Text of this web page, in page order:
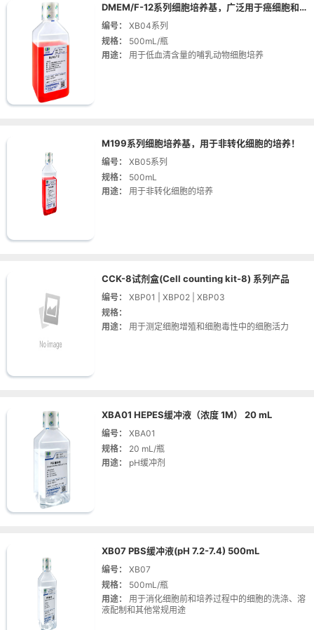
DMEM/F-12系列细胞培养基，广泛用于癌细胞和原代细胞培养！
编号：
XB04系列
规格：
500mL/瓶
用途：
用于低血清含量的哺乳动物细胞培养
M199系列细胞培养基，用于非转化细胞的培养！
编号：
XB05系列
规格：
500mL
用途：
用于非转化细胞的培养
CCK-8试剂盒(Cell counting kit-8) 系列产品
编号：
XBP01 | XBP02 | XBP03
规格：
用途：
用于测定细胞增殖和细胞毒性中的细胞活力
XBA01 HEPES缓冲液（浓度 1M） 20 mL
编号：
XBA01
规格：
20 mL/瓶
用途：
pH缓冲剂
XB07 PBS缓冲液(pH 7.2-7.4) 500mL
编号：
XB07
规格：
500mL/瓶
用途：
用于消化细胞前和培养过程中的细胞的洗涤、溶
液配制和其他常规用途